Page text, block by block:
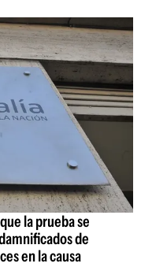
la prueba se
de
en la causa